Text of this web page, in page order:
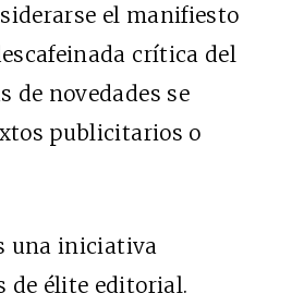
el manifiesto
crítica del
de novedades se
publicitarios o
una iniciativa
de élite editorial.